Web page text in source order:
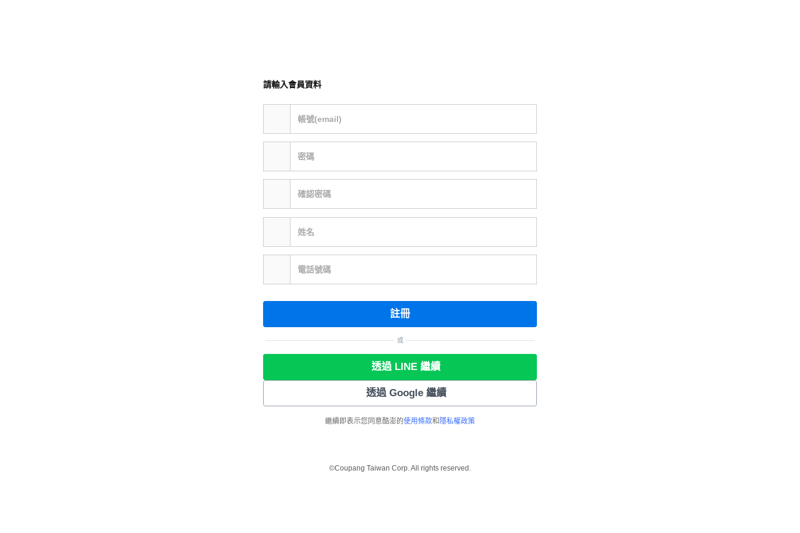
請輸入會員資料
帳號(email)
密碼
確認密碼
姓名
電話號碼
註冊
或
透過 LINE 繼續
透過 Google 繼續
繼續即表示您同意酷澎的使用條款和 隱私權政策
©Coupang Taiwan Corp. All rights reserved.